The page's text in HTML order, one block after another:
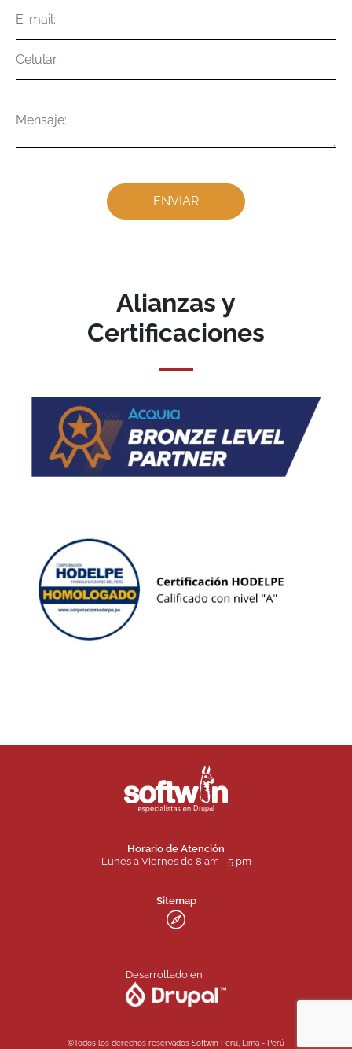
mail
Alianzas y
Certificaciones
Horario de Atención
Lunes a Viernes de 8 am - 5 pm
Sitemap
Desarrollado en
©Todos los derechos reservados Softwin Perú, Lima - Perú